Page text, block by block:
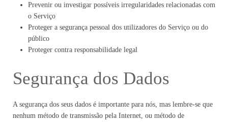
Prevenir ou investigar possíveis irregularidades relacionadas com
o Serviço
Proteger a segurança pessoal dos utilizadores do Serviço ou do
público
Proteger contra responsabilidade legal
Segurança dos Dados
A segurança dos seus dados é importante para nós, mas lembre-se que
nenhum método de transmissão pela Internet, ou método de